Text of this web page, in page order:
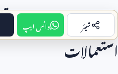
گوگل نینو بنانا ماڈل:10
استعمالات
شیئر واٹس ایپ